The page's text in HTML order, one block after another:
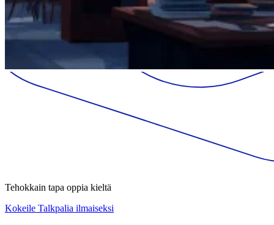
Tehokkain tapa oppia kieltä
Kokeile Talkpalia ilmaiseksi